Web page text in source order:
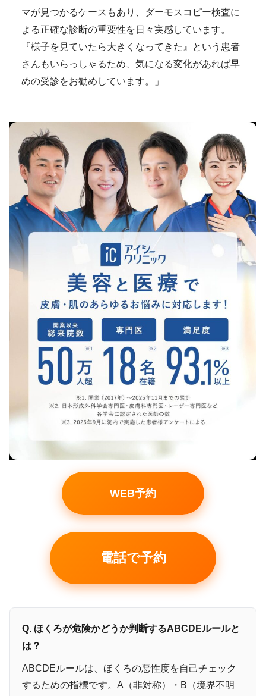
マが見つかるケースもあり、ダーモスコピー検査に
よる正確な診断の重要性を日々実感しています。
『様子を見ていたら大きくなってきた』という患者
さんもいらっしゃるため、気になる変化があれば早
めの受診をお勧めしています。」
WEB予約
電話で予約
Q. ほくろが危険かどうか判断するABCDEルールと
は？
ABCDEルールは、ほくろの悪性度を自己チェック
するための指標です。A（非対称）・B（境界不明